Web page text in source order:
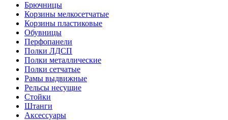
Брючницы
Корзины мелкосетчатые
Корзины пластиковые
Обувницы
Перфопанели
Полки ЛДСП
Полки металлические
Полки сетчатые
Рамы выдвижные
Рельсы несущие
Стойки
Штанги
Аксессуары